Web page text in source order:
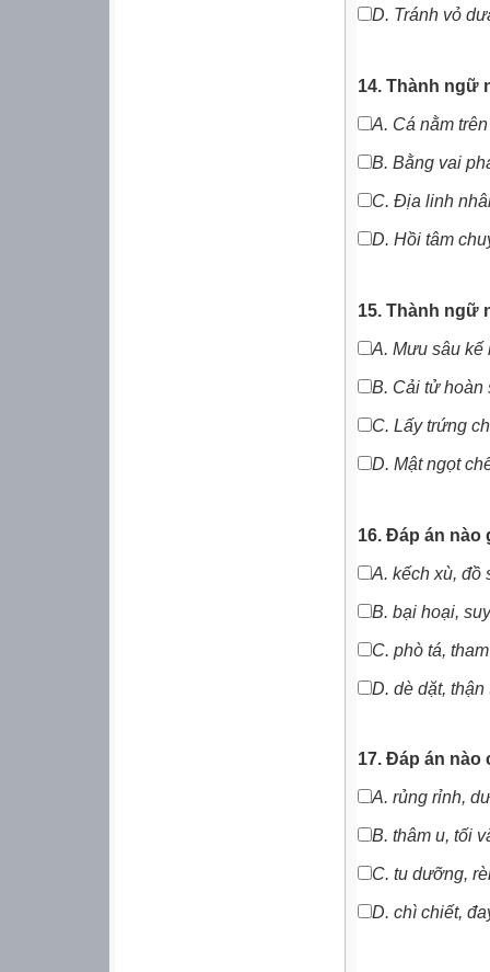
D. Tránh vỏ
14. Thành ngữ
A. Cá nằm
B. Bằng vai
C. Địa linh
D. Hồi tâm
15. Thành ngữ
A. Mưu sâu kế
B. Cải tử hoàn
C. Lấy trứng
D. Mật ngọt
16. Đáp án
A. kếch xù, đồ
B. bại hoại,
C. phò tá,
D. dè dặt, thận
17. Đáp án
A. rủng rỉnh,
B. thâm u, tối
C. tu dưỡng,
D. chì chiết,